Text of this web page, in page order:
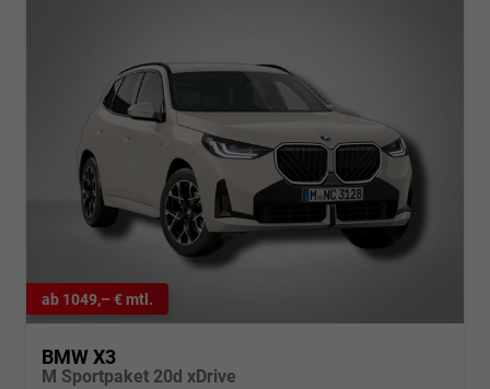
ab 1049,– € mtl.
BMW X3
M Sportpaket 20d xDrive